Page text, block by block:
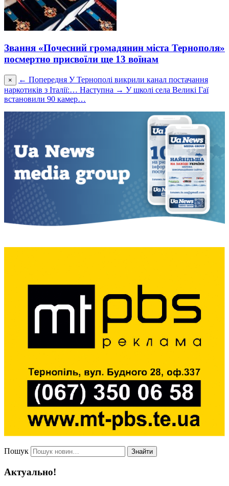
Звання «Почесний громадянин міста Тернополя»
посмертно присвоїли ще 13 воїнам
× ← Попередня У Тернополі викрили канал постачання
наркотиків з Італії:… Наступна → У школі села Великі Гаї
встановили 90 камер…
Пошук Знайти
Актуально!